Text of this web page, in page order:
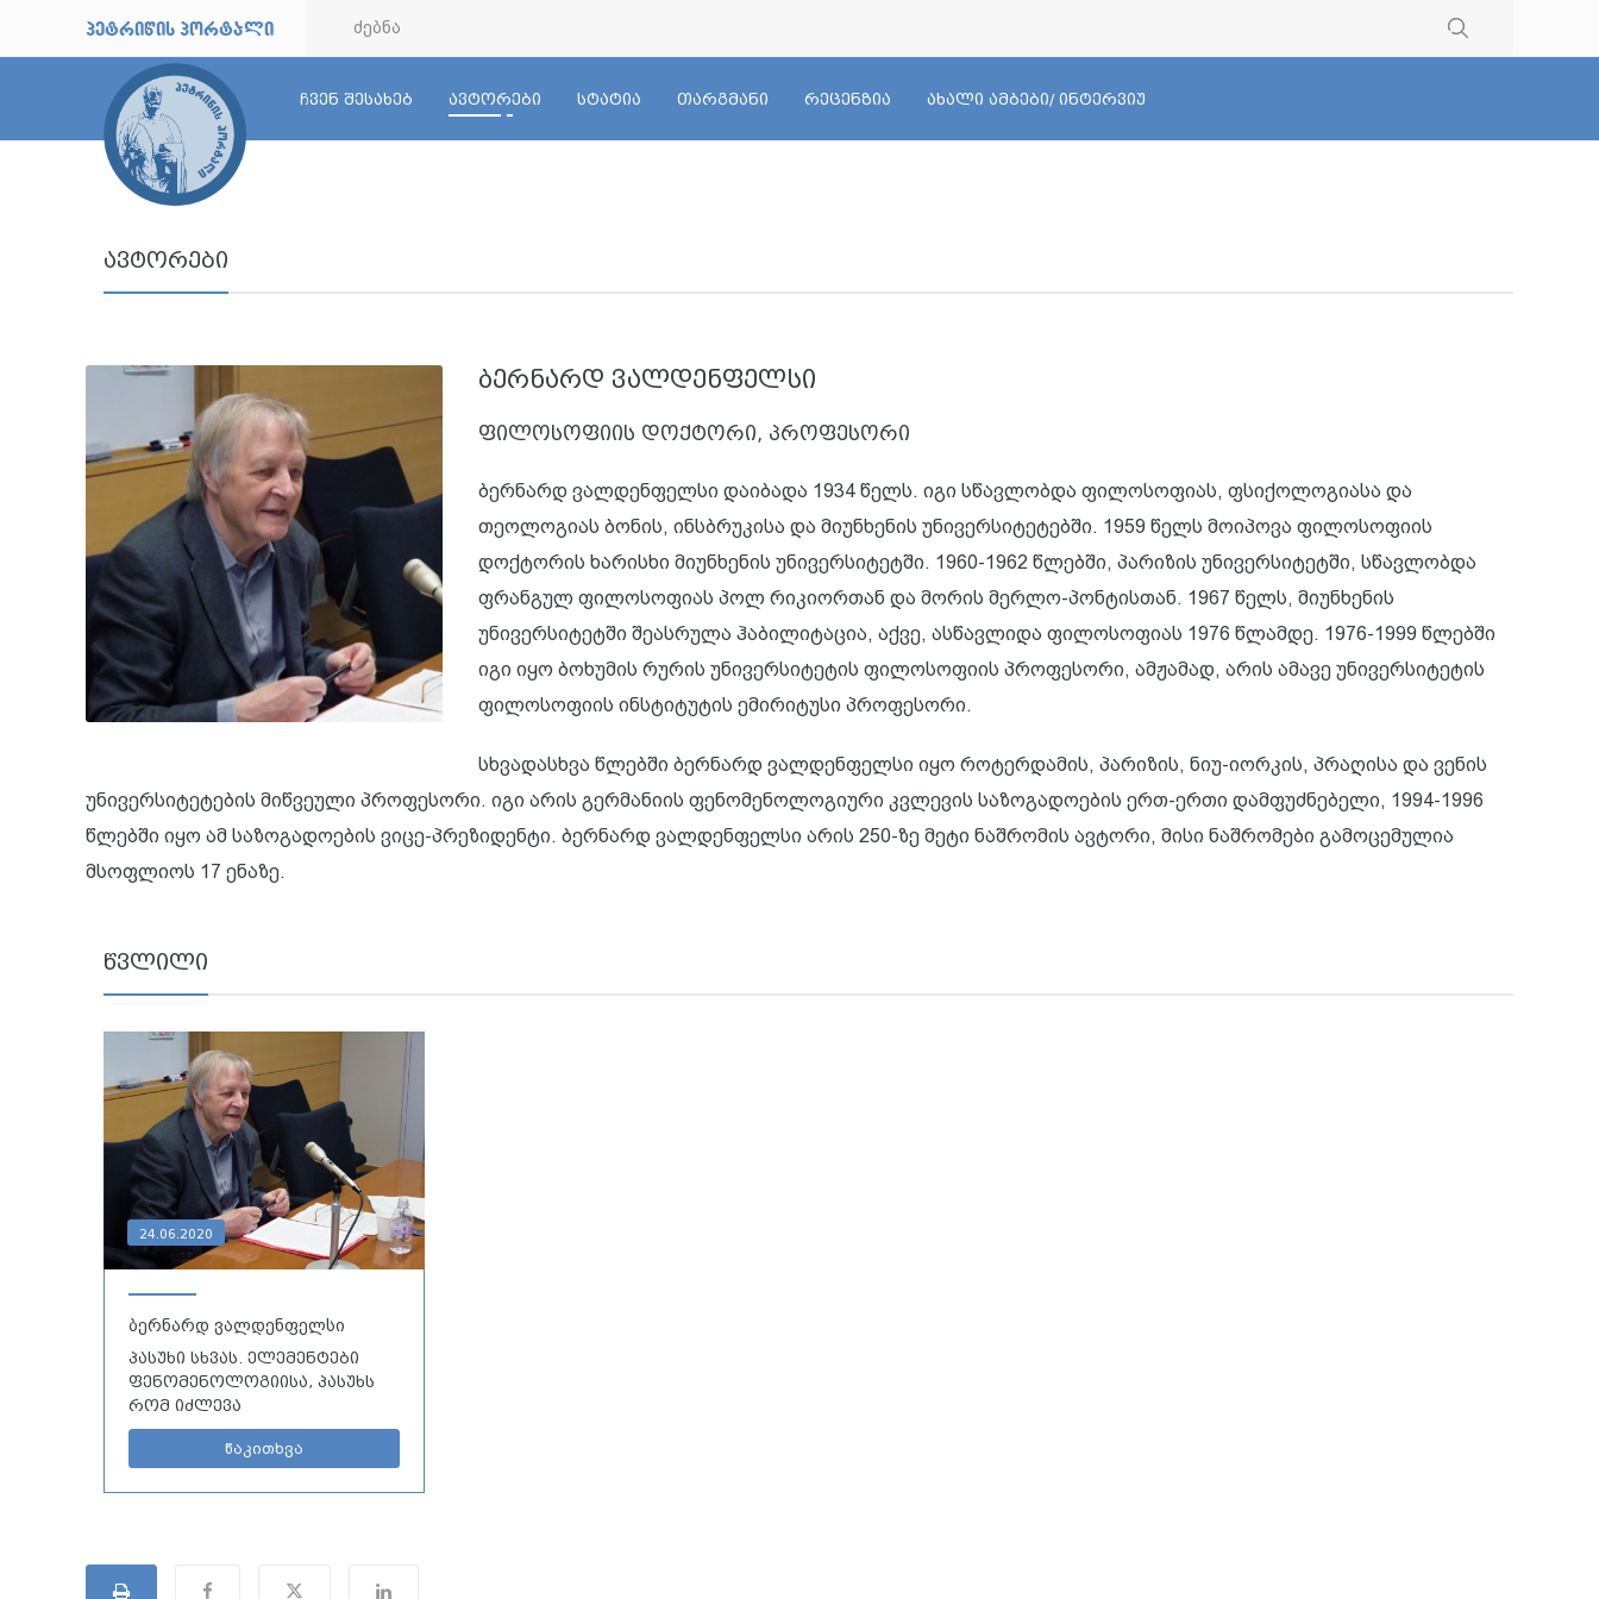
petriwis portali
ჩვენ შესახებ ავტორები სტატია თარგმანი რეცენზია ახალი ამბები/ ინტერვიუ
ავტორები
ბერნარდ ვალდენფელსი
ფილოსოფიის დოქტორი, პროფესორი
ბერნარდ ვალდენფელსი დაიბადა 1934 წელს. იგი სწავლობდა ფილოსოფიას, ფსიქოლოგიასა და
თეოლოგიას ბონის, ინსბრუკისა და მიუნხენის უნივერსიტეტებში. 1959 წელს მოიპოვა ფილოსოფიის
დოქტორის ხარისხი მიუნხენის უნივერსიტეტში. 1960-1962 წლებში, პარიზის უნივერსიტეტში, სწავლობდა
ფრანგულ ფილოსოფიას პოლ რიკიორთან და მორის მერლო-პონტისთან. 1967 წელს, მიუნხენის
უნივერსიტეტში შეასრულა ჰაბილიტაცია, აქვე, ასწავლიდა ფილოსოფიას 1976 წლამდე. 1976-1999 წლებში
იგი იყო ბოხუმის რურის უნივერსიტეტის ფილოსოფიის პროფესორი, ამჟამად, არის ამავე უნივერსიტეტის
ფილოსოფიის ინსტიტუტის ემირიტუსი პროფესორი.
სხვადასხვა წლებში ბერნარდ ვალდენფელსი იყო როტერდამის, პარიზის, ნიუ-იორკის, პრაღისა და ვენის
უნივერსიტეტების მიწვეული პროფესორი. იგი არის გერმანიის ფენომენოლოგიური კვლევის საზოგადოების ერთ-ერთი დამფუძნებელი, 1994-1996
წლებში იყო ამ საზოგადოების ვიცე-პრეზიდენტი. ბერნარდ ვალდენფელსი არის 250-ზე მეტი ნაშრომის ავტორი, მისი ნაშრომები გამოცემულია
მსოფლიოს 17 ენაზე.
წვლილი
24.06.2020
ბერნარდ ვალდენფელსი
პასუხი სხვას. ელემენტები
ფენომენოლოგიისა, პასუხს
რომ იძლევა
წაკითხვა